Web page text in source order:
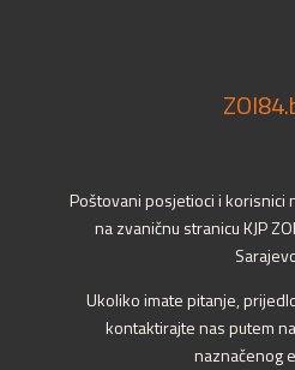
Poštovani posjetioci i korisnici
na zvaničnu stranicu KJP
Ukoliko imate pitanje,
kontaktirajte nas putem
naznačenog